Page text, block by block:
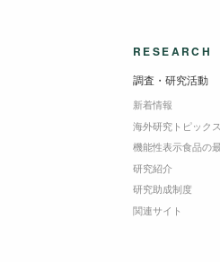
RESEARCH
調査・研究活動
新着情報
海外研究トピックス
機能性表示食品の
研究紹介
研究助成制度
関連サイト